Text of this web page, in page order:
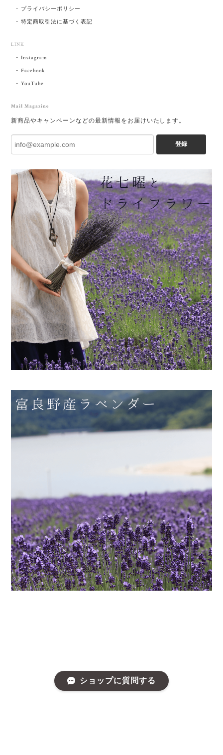
プライバシーポリシー
特定商取引法に基づく表記
LINK
Instagram
Facebook
YouTube
Mail Magazine
新商品やキャンペーンなどの最新情報をお届けいたします。
登録
ショップに質問する